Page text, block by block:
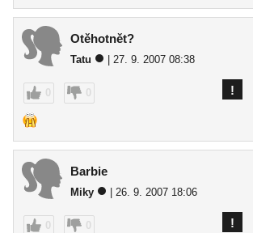
Otěhotnět?
Tatu | 27. 9. 2007 08:38
0 0 !
Barbie
Miky | 26. 9. 2007 18:06
0 0 !